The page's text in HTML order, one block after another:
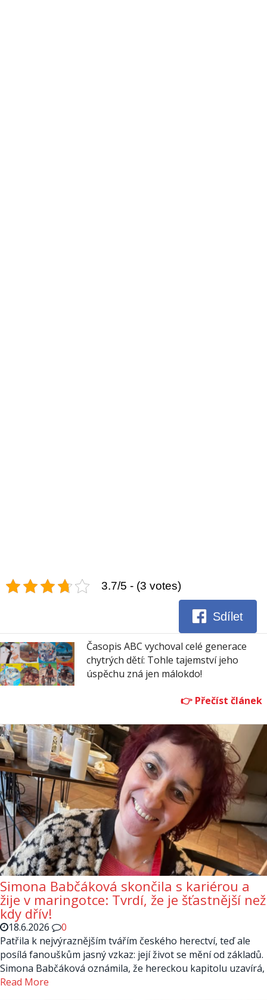
3.7/5 - (3 votes)
Sdílet
Časopis ABC vychoval celé generace
chytrých dětí: Tohle tajemství jeho
úspěchu zná jen málokdo!
Simona Babčáková skončila s kariérou a
žije v maringotce: Tvrdí, že je šťastnější než
kdy dřív!
18.6.2026
0
Patřila k nejvýraznějším tvářím českého herectví, teď ale
posílá fanouškům jasný vzkaz: její život se mění od základů.
Simona Babčáková oznámila, že hereckou kapitolu uzavírá,
Read More